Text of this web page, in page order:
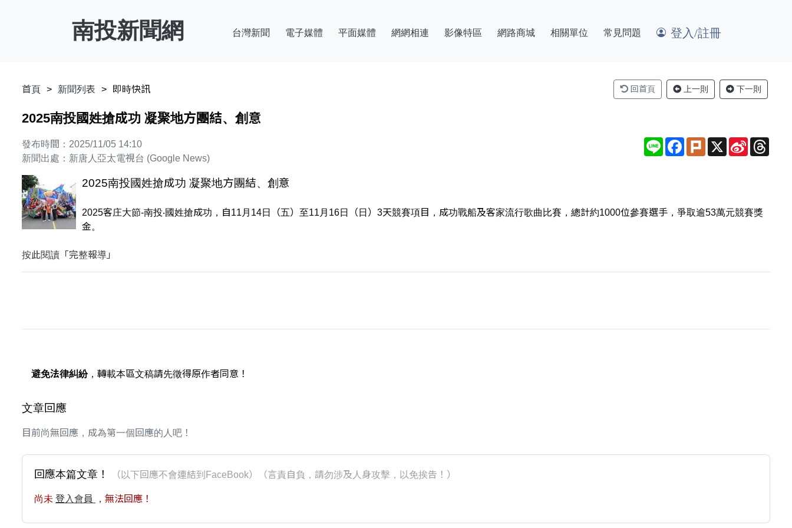
南投新聞網 台灣新聞 電子媒體 平面媒體 網網相連 影像特區 網路商城 相關單位 常見問題 登入/註冊
首頁 新聞列表 即時快訊 回首頁 上一則 下一則
2025南投國姓搶成功 凝聚地方團結、創意
發布時間：2025/11/05 14:10
新聞出處：新唐人亞太電視台 (Google News)
Line Facebook
Plurk X
Sina
Weibo
2025南投國姓搶成功 凝聚地方團結、創意
2025客庄大節-南投‧國姓搶成功，自11月14日（五）至11月16日（日）3天競賽項目，成功戰船及客家流行歌曲比賽，總計約1000位參賽選手，爭取逾53萬元競賽獎
金。
按此閱讀「完整報導」
避免法律糾紛，轉載本區文稿請先徵得原作者同意！
文章回應
目前尚無回應，成為第一個回應的人吧！
回應本篇文章！ （以下回應不會連結到FaceBook）（言責自負，請勿涉及人身攻擊，以免挨告！）
尚未 登入會員 ，無法回應！